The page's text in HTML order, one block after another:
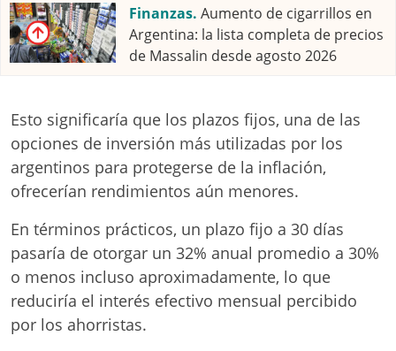
Finanzas. Aumento de cigarrillos en
Argentina: la lista completa de precios
de Massalin desde agosto 2026
Esto significaría que los plazos fijos, una de las
opciones de inversión más utilizadas por los
argentinos para protegerse de la inflación,
ofrecerían rendimientos aún menores.
En términos prácticos, un plazo fijo a 30 días
pasaría de otorgar un 32% anual promedio a 30%
o menos incluso aproximadamente, lo que
reduciría el interés efectivo mensual percibido
por los ahorristas.